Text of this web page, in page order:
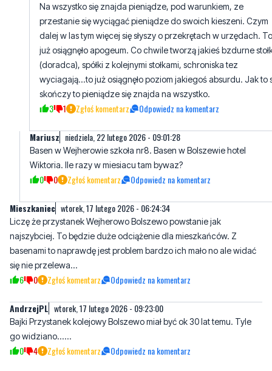
Na wszystko się znajda pieniądze, pod warunkiem, ze
przestanie się wyciągać pieniądze do swoich kieszeni. Czym
dalej w las tym więcej się słyszy o przekrętach w urzędach. To
już osiągnęło apogeum. Co chwile tworzą jakieś bzdurne
(doradca), spółki z kolejnymi stołkami, schroniska tez
wyciagają...to już osiągnęło poziom jakiegoś absurdu. Jak to
skończy to pieniądze się znajda na wszystko.
3 1 Zgłoś komentarz Odpowiedz na komentarz
Mariusz niedziela, 22 lutego 2026 - 09:01:28
Basen w Wejherowie szkoła nr8. Basen w Bolszewie hotel
Wiktoria. Ile razy w miesiacu tam bywaz?
0 0 Zgłoś komentarz Odpowiedz na komentarz
Mieszkaniec wtorek, 17 lutego 2026 - 06:24:34
Liczę że przystanek Wejherowo Bolszewo powstanie jak
najszybciej. To będzie duże odciążenie dla mieszkańców. Z
basenami to naprawdę jest problem bardzo ich mało no ale widać
się nie przelewa...
6 0 Zgłoś komentarz Odpowiedz na komentarz
AndrzejPL wtorek, 17 lutego 2026 - 09:23:00
Bajki Przystanek kolejowy Bolszewo miał być ok 30 lat temu. Tyle
go widziano......
0 4 Zgłoś komentarz Odpowiedz na komentarz